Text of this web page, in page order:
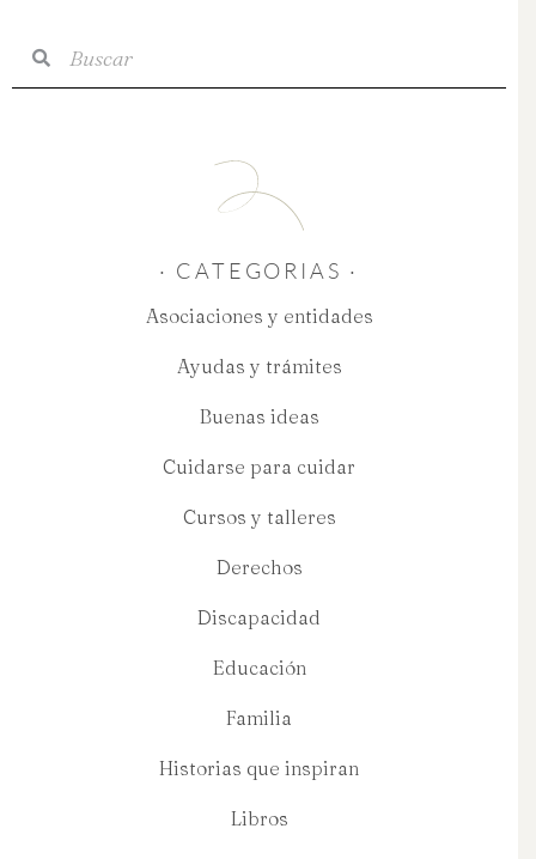
Buscar
· CATEGORIAS ·
Asociaciones y entidades
Ayudas y trámites
Buenas ideas
Cuidarse para cuidar
Cursos y talleres
Derechos
Discapacidad
Educación
Familia
Historias que inspiran
Libros